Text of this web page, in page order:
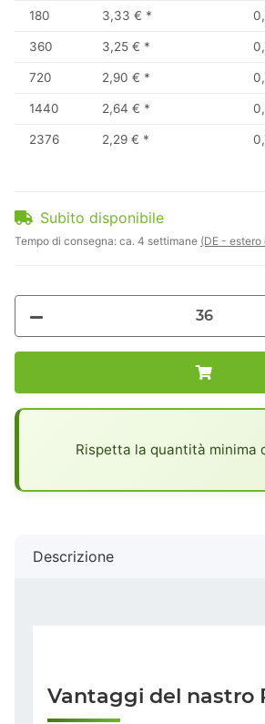
180 3,33 € *
360 3,25 € *
720 2,90 € *
1440 2,64 € *
2376 2,29 € *
Subito disponibile
Tempo di consegna: ca. 4 settimane (DE - estero
Rispetta la quantità minima
Descrizione
Vantaggi del nastro